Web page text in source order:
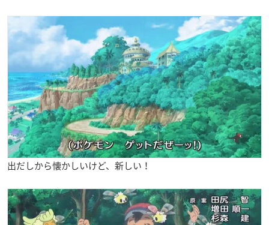
出だしから懐かしいけど、新しい！